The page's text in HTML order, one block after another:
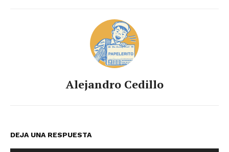
Alejandro Cedillo
DEJA UNA RESPUESTA